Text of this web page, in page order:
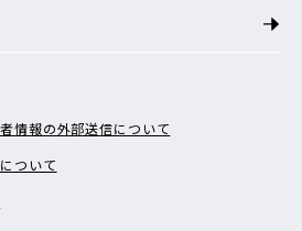
情報の外部送信について
ついて